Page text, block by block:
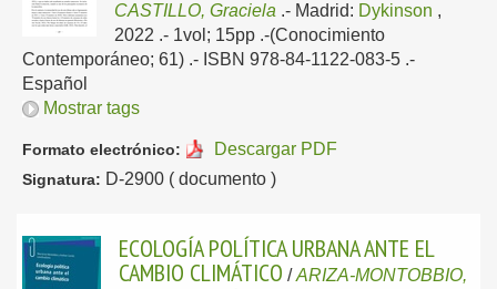
CASTILLO, Graciela .- Madrid: Dykinson ,
2022 .- 1vol; 15pp .-(Conocimiento
Contemporáneo; 61) .- ISBN 978-84-1122-083-5 .-
Español
Mostrar tags
Formato electrónico: Descargar PDF
Signatura: D-2900 ( documento )
ECOLOGÍA POLÍTICA URBANA ANTE EL
CAMBIO CLIMÁTICO /ARIZA-MONTOBBIO,